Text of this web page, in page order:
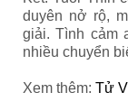
duyên nở rộ,
giải. Tình cảm
nhiều chuyển
Xem thêm: Tử